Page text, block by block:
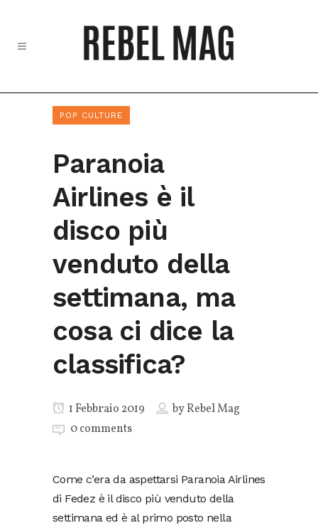
POP CULTURE
Paranoia
Airlines è il
disco più
venduto della
settimana, ma
cosa ci dice la
classifica?
1 Febbraio 2019 byRebel Mag
0 comments
Come c’era da aspettarsi Paranoia Airlines
di Fedez è il disco più venduto della
settimana ed è al primo posto nella